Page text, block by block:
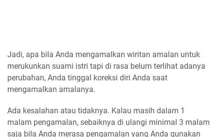
Jadi, apa bila Anda mengamalkan wiritan amalan untuk
merukunkan suami istri tapi di rasa belum terlihat adanya
perubahan, Anda tinggal koreksi diri Anda saat
mengamalkan amalanya.
Ada kesalahan atau tidaknya. Kalau masih dalam 1
malam pengamalan, sebaiknya di ulangi minimal 3 malam
saja bila Anda merasa pengamalan yang Anda gunakan